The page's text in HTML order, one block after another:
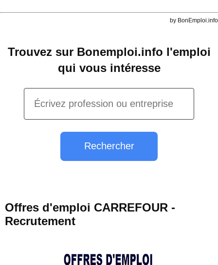
by BonEmploi.info
Trouvez sur Bonemploi.info l'emploi
qui vous intéresse
Rechercher
Offres d'emploi CARREFOUR -
Recrutement